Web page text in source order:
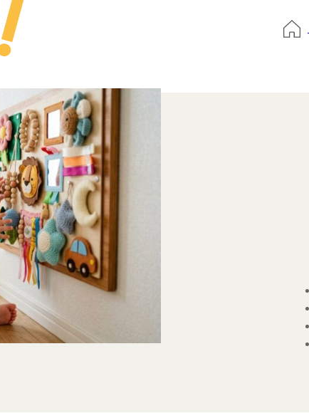
申込み
もちゃ診断
ンドブック
育児メディア
サインイン
ます